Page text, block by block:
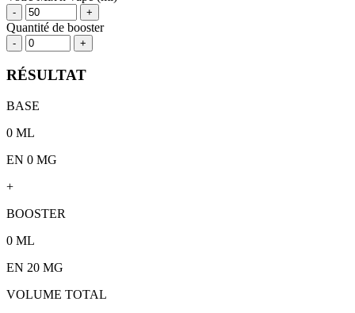
- +
Quantité de booster
- +
RÉSULTAT
BASE
0 ML
EN 0 MG
+
BOOSTER
0 ML
EN 20 MG
VOLUME TOTAL